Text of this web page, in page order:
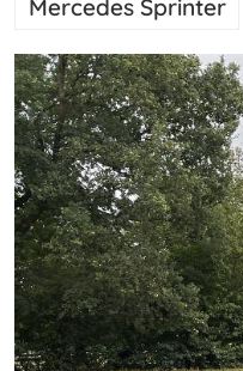
Mercedes Sprinter